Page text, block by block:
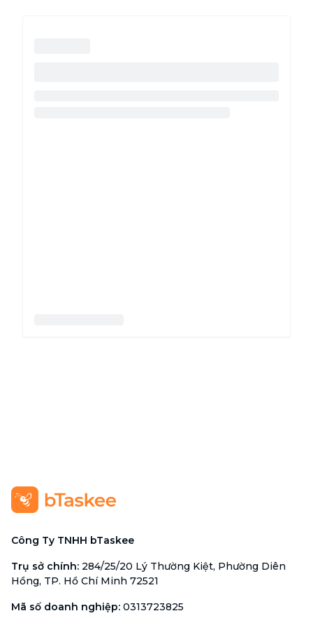
Công Ty TNHH bTaskee
Trụ sở chính: 284/25/20 Lý Thường Kiệt, Phường Diên
Hồng, TP. Hồ Chí Minh 72521
Mã số doanh nghiệp: 0313723825